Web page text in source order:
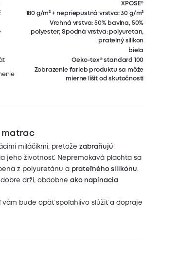
XPOSE®
180 g/m² + nepriepustná vrstva: 30 g/m²
Vrchná vrstva: 50% bavlna, 50%
polyester; Spodná vrstva: polyuretan,
pratelný silikon
biela
Oeko-tex® standard 100
Zobrazenie farieb produktu sa môže
mierne líšiť od skutočnosti
matrac
miláčikmi, pretožezabraňujú
jeho životnosť. Nepremokavá plachta sa
z polyuretánu a prateľného silikónu.
drží, obdobneako napínacia
vám bude opäť spoľahlivo slúžiť a dopraje